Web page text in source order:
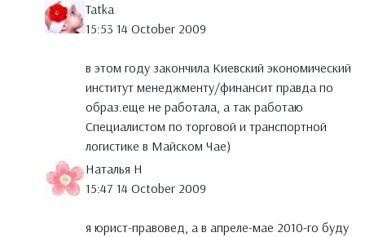
Tatka
15:53 14 October 2009
в этом году закончила Киевский экономический
институт менеджменту/финансит правда по
образ.еще не работала, а так работаю
Специалистом по торговой и транспортной
логистике в Майском Чае)
Наталья Н
15:47 14 October 2009
я юрист-правовед, а в апреле-мае 2010-го буду